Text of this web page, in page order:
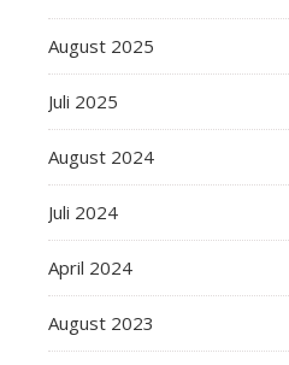
August 2025
Juli 2025
August 2024
Juli 2024
April 2024
August 2023